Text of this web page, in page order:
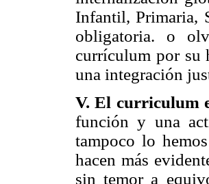
Infantil, Primaria,
obligatoria. o
currículum por su
una integración
V. El curriculum
función y una
tampoco lo
hacen más
sin temor a